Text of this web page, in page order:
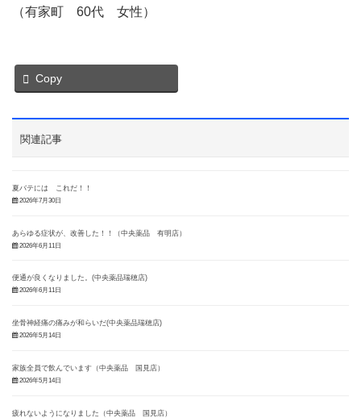
（有家町 60代 女性）
Copy
関連記事
夏バテには これだ！！
2026年7月30日
あらゆる症状が、改善した！！（中央薬品 有明店）
2026年6月11日
便通が良くなりました。(中央薬品瑞穂店)
2026年6月11日
坐骨神経痛の痛みが和らいだ(中央薬品瑞穂店)
2026年5月14日
家族全員で飲んでいます（中央薬品 国見店）
2026年5月14日
疲れないようになりました（中央薬品 国見店）